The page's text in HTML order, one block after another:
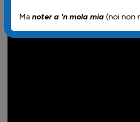
VE!Ma noter a 'n mola mia (noi non